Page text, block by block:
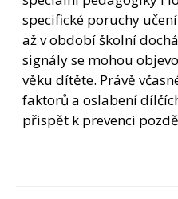
specifické poruchy
až v období školní
signály se mohou
věku dítěte. Právě
faktorů a oslabení
přispět k prevenci